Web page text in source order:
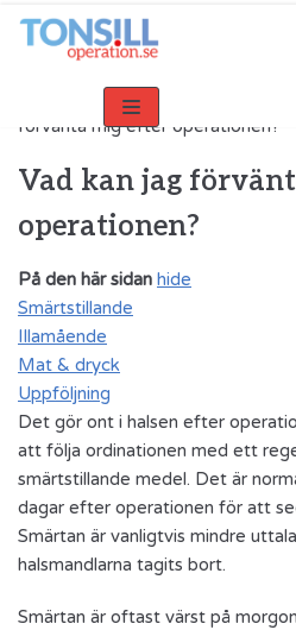
Hoppa
Information för vuxna
förvänta mig efter operationen?
Vad kan jag
operationen?
På den här sidan hide
Smärtstillande
Illamående
Mat & dryck
Uppföljning
Det gör ont i halsen efter
att följa ordinationen med ett
smärtstillande medel. Det är
dagar efter operationen för att
Smärtan är vanligtvis mindre
halsmandlarna tagits bort.
Smärtan är oftast värst på